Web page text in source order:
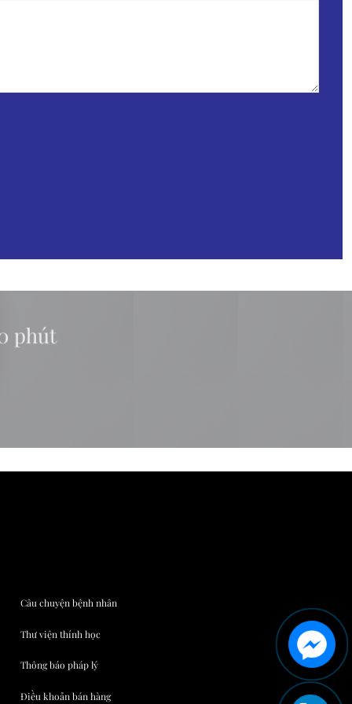
phút
Câu chuyện bệnh nhân
Thư viện thính học
Thông báo pháp lý
Điều khoản bán hàng